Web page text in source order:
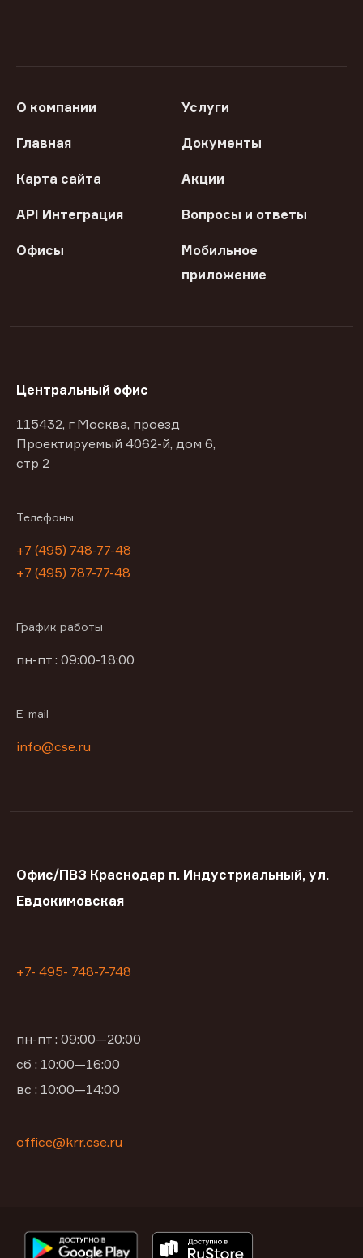
О компании Услуги
Главная Документы
Карта сайта Акции
API Интеграция Вопросы и ответы
Офисы
Мобильное
приложение
Центральный офис
115432, г Москва, проезд
Проектируемый 4062-й, дом 6,
стр 2
Телефоны
+7 (495) 748-77-48
+7 (495) 787-77-48
График работы
пн-пт : 09:00-18:00
E-mail
info@cse.ru
Офис/ПВЗ Краснодар п. Индустриальный, ул.
Евдокимовская
+7- 495- 748-7-748
пн-пт : 09:00—20:00
сб : 10:00—16:00
вс : 10:00—14:00
office@krr.cse.ru